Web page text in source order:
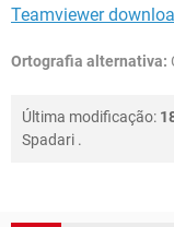
Teamviewer
Ortografia alternativa:
Última modificação:
Spadari .